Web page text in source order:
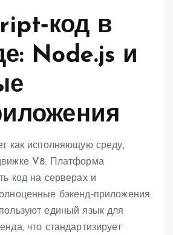
в
Node.js и
как исполняющую среду,
V8. Платформа
код на серверах и
бэкенд‑приложения.
единый язык для
что стандартизирует